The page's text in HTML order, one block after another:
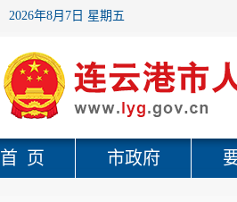
2026年8月7日 星期五
首 页 市政府